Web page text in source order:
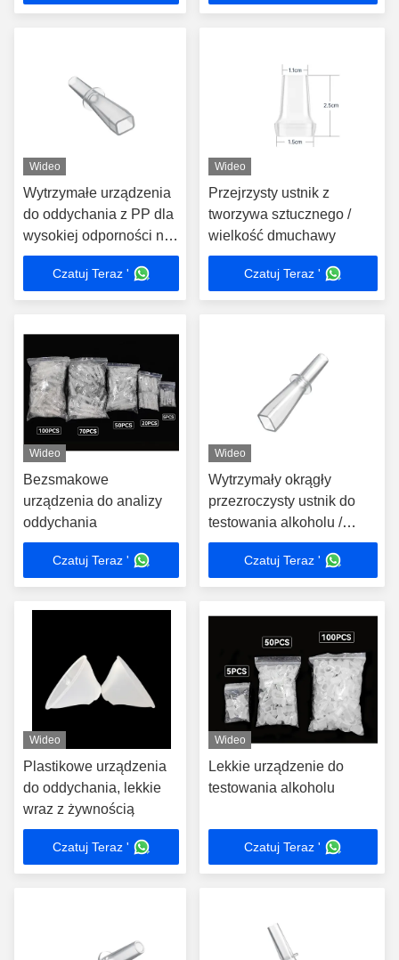
Wideo
Wytrzymałe urządzenia
do oddychania z PP dla
wysokiej odporności na
zapachy w
profesjonalnych
warunkach
Czatuj Teraz '
Wideo
Przejrzysty ustnik z
tworzywa sztucznego /
wielkość dmuchawy
Czatuj Teraz '
Wideo
Bezsmakowe
urządzenia do analizy
oddychania
Czatuj Teraz '
Wideo
Wytrzymały okrągły
przezroczysty ustnik do
testowania alkoholu /
zastosowań
przemysłowych
Czatuj Teraz '
Wideo
Plastikowe urządzenia
do oddychania, lekkie
wraz z żywnością
Czatuj Teraz '
Wideo
Lekkie urządzenie do
testowania alkoholu
Czatuj Teraz '